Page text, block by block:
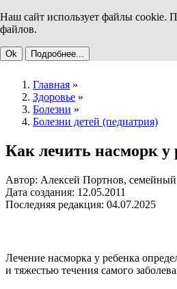
Наш сайт использует файлы cookie.
файлов.
Ok Подробнее...
Главная »
Здоровье »
Болезни »
Болезни детей (педиатрия)
Как лечить насморк у
Автор: Алексей Портнов, семейный
Дата создания: 12.05.2011
Последняя редакция: 04.07.2025
Лечение насморка у ребенка
и тяжестью течения самого